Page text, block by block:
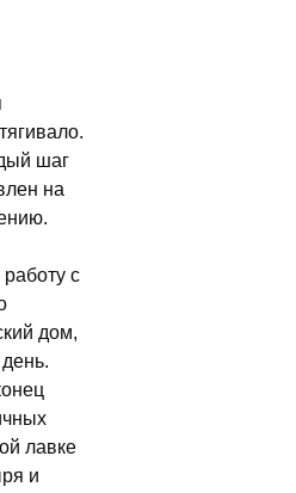
шаг
на
с
дом,
лавке
и